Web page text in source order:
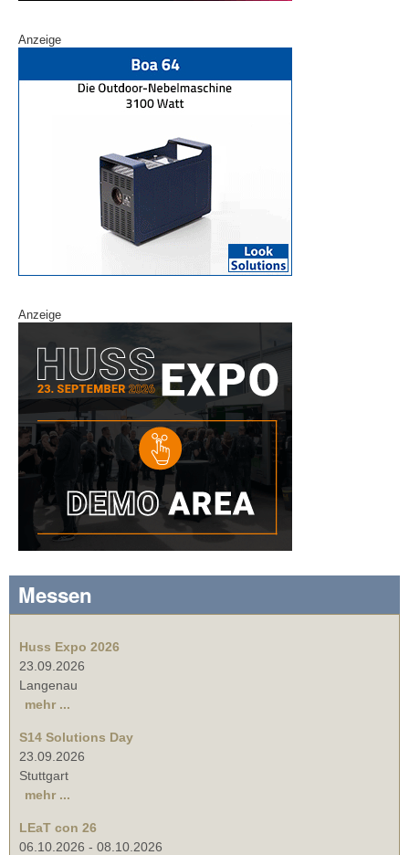
Anzeige
Anzeige
Messen
Huss Expo 2026
23.09.2026
Langenau
mehr ...
S14 Solutions Day
23.09.2026
Stuttgart
mehr ...
LEaT con 26
06.10.2026 - 08.10.2026